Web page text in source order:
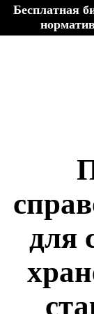
Бесплатная
для